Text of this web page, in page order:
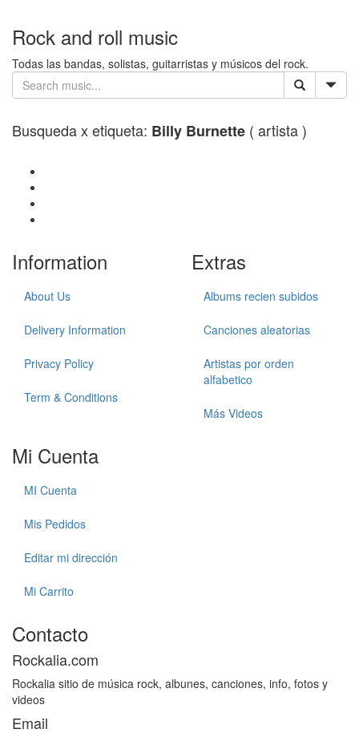
Rock and roll music
Todas las bandas, solistas, guitarristas y músicos del rock.
Busqueda x etiqueta: Billy Burnette ( artista )
Information
About Us
Delivery Information
Privacy Policy
Term & Conditions
Extras
Albums recien subidos
Canciones aleatorias
Artistas por orden
alfabetico
Más Videos
Mi Cuenta
MI Cuenta
Mis Pedidos
Editar mi dirección
Mi Carrito
Contacto
Rockalia.com
Rockalia sitio de música rock, albunes, canciones, info, fotos y
videos
Email